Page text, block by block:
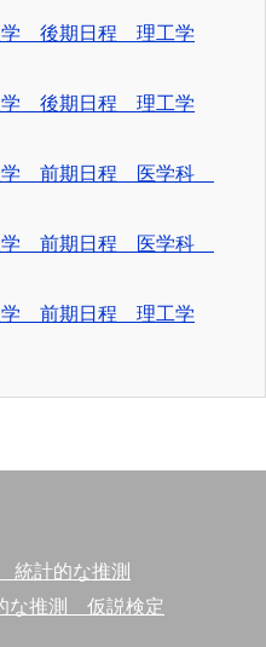
学 後期日程 理工学
学 後期日程 理工学
学 前期日程 医学科
学 前期日程 医学科
学 前期日程 理工学
計的な推測
推測 仮説検定